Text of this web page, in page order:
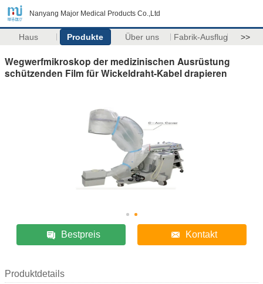
Nanyang Major Medical Products Co.,Ltd
Haus Produkte Über uns Fabrik-Ausflug >>
Wegwerfmikroskop der medizinischen Ausrüstung
schützenden Film für Wickeldraht-Kabel drapieren
Bestpreis Kontakt
Produktdetails